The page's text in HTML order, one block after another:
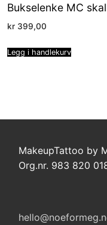
Bukselenke MC
kr 399,00
Legg i handlekurv
MakeupTattoo by
Org.nr. 983 820